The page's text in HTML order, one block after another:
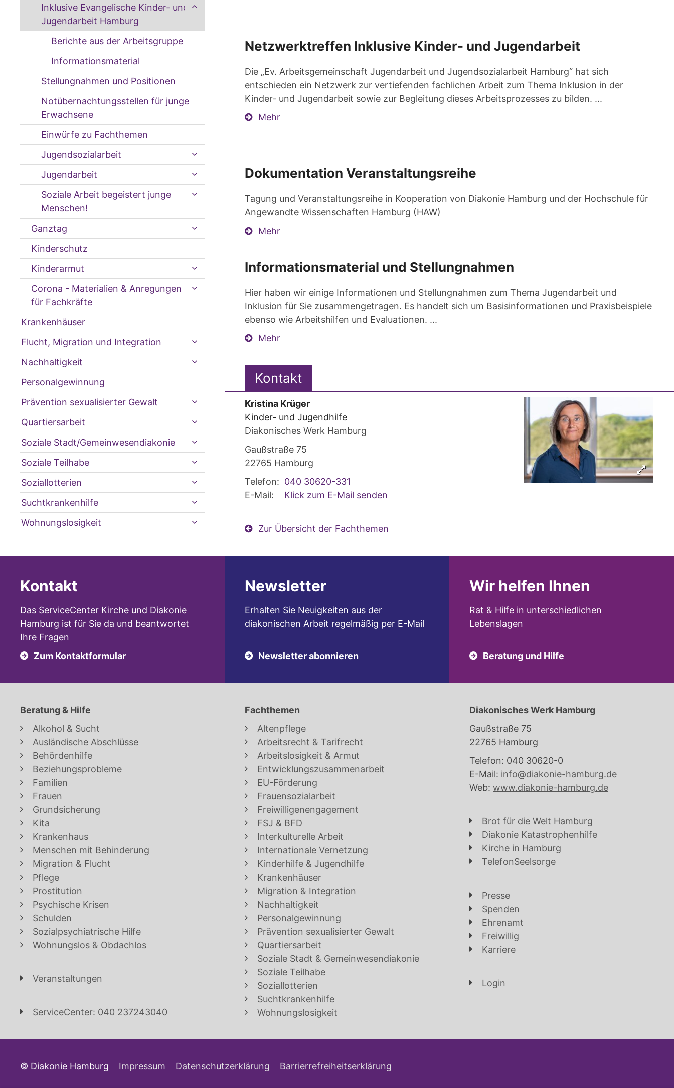
Netzwerktreffen Inklusive Kinder- und Jugendarbeit
Die „Ev. Arbeitsgemeinschaft Jugendarbeit und Jugendsozialarbeit Hamburg“ hat sich
entschieden ein Netzwerk zur vertiefenden fachlichen Arbeit zum Thema Inklusion in der
Kinder- und Jugendarbeit sowie zur Begleitung dieses Arbeitsprozesses zu bilden. ...
Mehr
Dokumentation Veranstaltungsreihe
Tagung und Veranstaltungsreihe in Kooperation von Diakonie Hamburg und der Hochschule für
Angewandte Wissenschaften Hamburg (HAW)
Mehr
Informationsmaterial und Stellungnahmen
Hier haben wir einige Informationen und Stellungnahmen zum Thema Jugendarbeit und
Inklusion für Sie zusammengetragen. Es handelt sich um Basisinformationen und Praxisbeispiele
ebenso wie Arbeitshilfen und Evaluationen. ...
Mehr
Kontakt
Kristina Krüger
Kinder- und Jugendhilfe
Diakonisches Werk Hamburg
Gaußstraße 75
22765 Hamburg
Telefon: 040 30620-331
E-Mail:
Klick zum E-Mail senden
Zur Übersicht der Fachthemen
Inklusive Evangelische Kinder- und
Jugendarbeit Hamburg
Berichte aus der Arbeitsgruppe
Informationsmaterial
Stellungnahmen und Positionen
Notübernachtungsstellen für junge
Erwachsene
Einwürfe zu Fachthemen
Jugendsozialarbeit
Jugendarbeit
Soziale Arbeit begeistert junge
Menschen!
Ganztag
Kinderschutz
Kinderarmut
Corona - Materialien & Anregungen
für Fachkräfte
Krankenhäuser
Flucht, Migration und Integration
Nachhaltigkeit
Personalgewinnung
Prävention sexualisierter Gewalt
Quartiersarbeit
Soziale Stadt/Gemeinwesendiakonie
Soziale Teilhabe
Soziallotterien
Suchtkrankenhilfe
Wohnungslosigkeit
Kontakt
Das ServiceCenter Kirche und Diakonie
Hamburg ist für Sie da und beantwortet
Ihre Fragen
Zum Kontaktformular
Newsletter
Erhalten Sie Neuigkeiten aus der
diakonischen Arbeit regelmäßig per E-Mail
Newsletter abonnieren
Wir helfen Ihnen
Rat & Hilfe in unterschiedlichen
Lebenslagen
Beratung und Hilfe
Beratung & Hilfe
Alkohol & Sucht
Ausländische Abschlüsse
Behördenhilfe
Beziehungsprobleme
Familien
Frauen
Grundsicherung
Kita
Krankenhaus
Menschen mit Behinderung
Migration & Flucht
Pflege
Prostitution
Psychische Krisen
Schulden
Sozialpsychiatrische Hilfe
Wohnungslos & Obdachlos
Veranstaltungen
ServiceCenter: 040 237243040
Fachthemen
Altenpflege
Arbeitsrecht & Tarifrecht
Arbeitslosigkeit & Armut
Entwicklungszusammenarbeit
EU-Förderung
Frauensozialarbeit
Freiwilligenengagement
FSJ & BFD
Interkulturelle Arbeit
Internationale Vernetzung
Kinderhilfe & Jugendhilfe
Krankenhäuser
Migration & Integration
Nachhaltigkeit
Personalgewinnung
Prävention sexualisierter Gewalt
Quartiersarbeit
Soziale Stadt & Gemeinwesendiakonie
Soziale Teilhabe
Soziallotterien
Suchtkrankenhilfe
Wohnungslosigkeit
Diakonisches Werk Hamburg
Gaußstraße 75
22765 Hamburg
Telefon: 040 30620-0
E-Mail: info@diakonie-hamburg.de
Web: www.diakonie-hamburg.de
Brot für die Welt Hamburg
Diakonie Katastrophenhilfe
Kirche in Hamburg
TelefonSeelsorge
Presse
Spenden
Ehrenamt
Freiwillig
Karriere
Login
© Diakonie Hamburg Impressum Datenschutzerklärung Barrierrefreiheitserklärung